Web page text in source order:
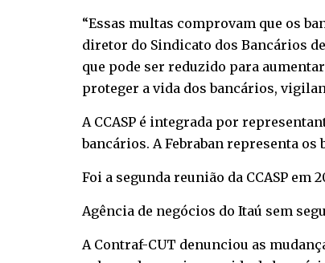
“Essas multas comprovam que os
diretor do Sindicato dos Bancários
que pode ser reduzido para
proteger a vida dos bancários,
A CCASP é integrada por
bancários. A Febraban representa os
Foi a segunda reunião da CCASP em
Agência de negócios do Itaú sem
A Contraf-CUT denunciou as